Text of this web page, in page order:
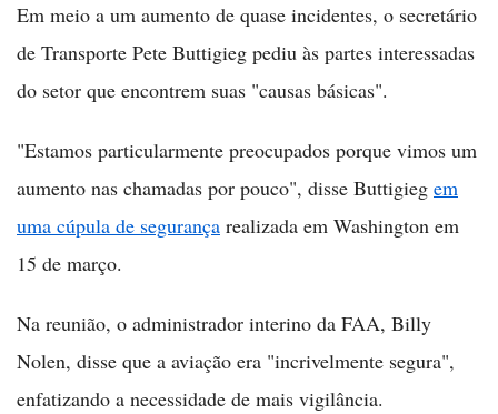
Em meio a um aumento de quase incidentes, o secretário
de Transporte Pete Buttigieg pediu às partes interessadas
do setor que encontrem suas "causas básicas".
"Estamos particularmente preocupados porque vimos um
aumento nas chamadas por pouco", disse Buttigieg em
uma cúpula de segurança realizada em Washington em
15 de março.
Na reunião, o administrador interino da FAA, Billy
Nolen, disse que a aviação era "incrivelmente segura",
enfatizando a necessidade de mais vigilância.